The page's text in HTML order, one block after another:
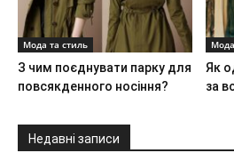
Мода та стиль
З чим поєднувати парку для
повсякденного носіння?
Як
за
Недавні записи